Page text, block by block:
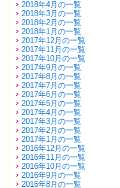
2018年4月の一覧
2018年3月の一覧
2018年2月の一覧
2018年1月の一覧
2017年12月の一覧
2017年11月の一覧
2017年10月の一覧
2017年9月の一覧
2017年8月の一覧
2017年7月の一覧
2017年6月の一覧
2017年5月の一覧
2017年4月の一覧
2017年3月の一覧
2017年2月の一覧
2017年1月の一覧
2016年12月の一覧
2016年11月の一覧
2016年10月の一覧
2016年9月の一覧
2016年8月の一覧